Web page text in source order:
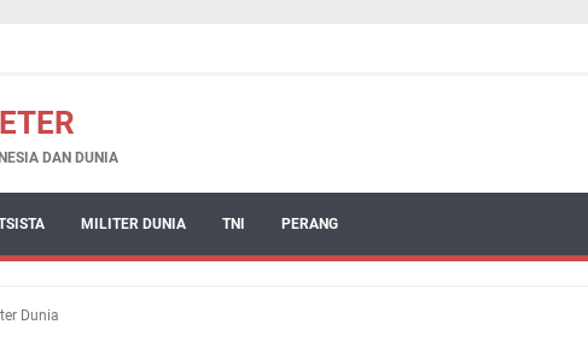
DAN DUNIA
MILITER DUNIA TNI PERANG
Dunia